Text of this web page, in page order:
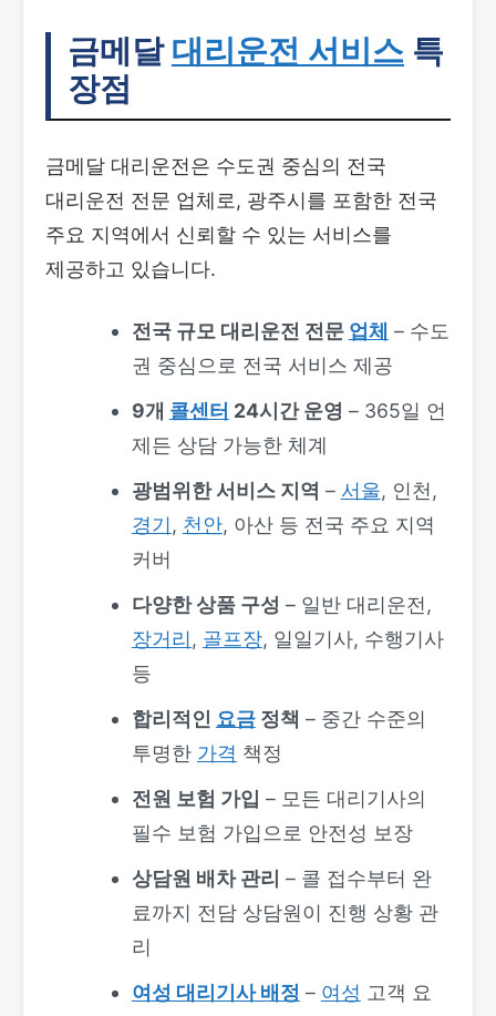
금메달 대리운전 서비스 특
장점
금메달 대리운전은 수도권 중심의 전국
대리운전 전문 업체로, 광주시를 포함한 전국
주요 지역에서 신뢰할 수 있는 서비스를
제공하고 있습니다.
전국 규모 대리운전 전문 업체 – 수도
권 중심으로 전국 서비스 제공
9개 콜센터 24시간 운영 – 365일 언
제든 상담 가능한 체계
광범위한 서비스 지역 – 서울, 인천,
경기, 천안, 아산 등 전국 주요 지역
커버
다양한 상품 구성 – 일반 대리운전,
장거리, 골프장, 일일기사, 수행기사
등
합리적인 요금정책 – 중간 수준의
투명한 가격 책정
전원 보험 가입 – 모든 대리기사의
필수 보험 가입으로 안전성 보장
상담원 배차 관리 – 콜 접수부터 완
료까지 전담 상담원이 진행 상황 관
리
여성 대리기사 배정 – 여성 고객 요